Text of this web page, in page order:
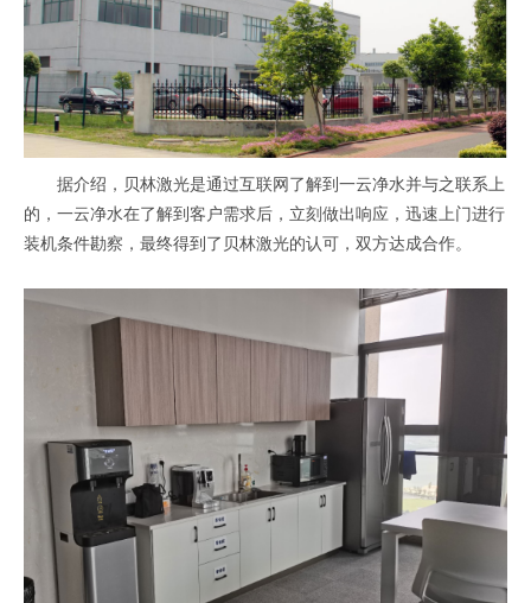
据介绍，贝林激光是通过互联网了解到一云净水并与之联系上
的，一云净水在了解到客户需求后，立刻做出响应，迅速上门进行
装机条件勘察，最终得到了贝林激光的认可，双方达成合作。